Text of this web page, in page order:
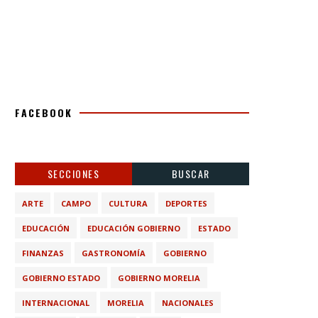
FACEBOOK
SECCIONES BUSCAR
ARTE CAMPO CULTURA DEPORTES
EDUCACIÓN EDUCACIÓN GOBIERNO ESTADO
FINANZAS GASTRONOMÍA GOBIERNO
GOBIERNO ESTADO GOBIERNO MORELIA
INTERNACIONAL MORELIA NACIONALES